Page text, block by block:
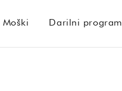
Moški Darilni program